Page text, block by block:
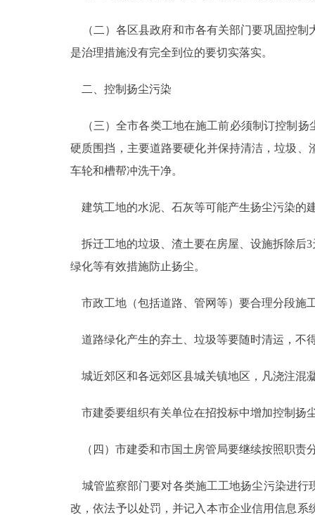
参与调查
绿色北京
DEUTSCH
ESPAÑOL
ITALIANO
（二）各区县政府和市各有关部门要巩固控制
是治理措施没有完全到位的要切实落实。
二、控制扬尘污染
（三）全市各类工地在施工前必须制订控制扬
硬质围挡，主要道路要硬化并保持清洁，垃圾
车轮和槽帮冲洗干净。
建筑工地的水泥、石灰等可能产生扬尘污染的
拆迁工地的垃圾、渣土要在房屋、设施拆除后
绿化等有效措施防止扬尘。
市政工地（包括道路、管网等）要合理分段施
道路绿化产生的弃土、垃圾等要随时清运，不
城近郊区和各远郊区县城关镇地区，凡浇注混
市建委要组织有关单位在招投标中增加控制扬
（四）市建委和市国土房管局要继续按照职责
城管监察部门要对各类施工工地扬尘污染进行
改，依法予以处罚，并记入本市企业信用信息